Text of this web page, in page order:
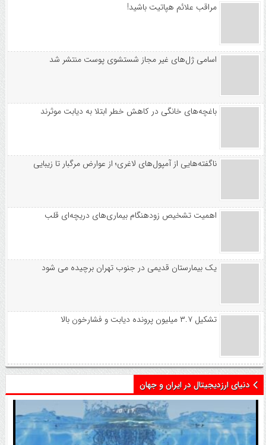
مراقب علائم هپاتیت باشید!
اسامی ژل‌های غیر مجاز شستشوی پوست منتشر شد
باغچه‌های خانگی در کاهش خطر ابتلا به دیابت موثرند
ناگفته‌هایی از آمپول‌های لاغری؛ از عوارض مرگبار تا زیبایی
اهمیت تشخیص زودهنگام بیماری‌های دریچه‌ای قلب
یک بیمارستان قدیمی در جنوب تهران برچیده می شود
تشکیل ۳.۷ میلیون پرونده دیابت و فشارخون بالا
دنیای ارزدیجیتال در ایران و جهان